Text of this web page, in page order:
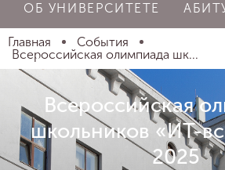
Главная
Об университете
ОБ УНИВЕРСИТЕТЕ
Главная
События
Всероссийская олимпиада шк...
Всероссийская
школьников «ИТ-
2025